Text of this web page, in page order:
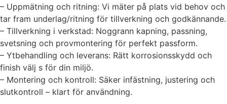
– Uppmätning och ritning: Vi mäter på plats vid behov och
tar fram underlag/ritning för tillverkning och godkännande.
– Tillverkning i verkstad: Noggrann kapning, passning,
svetsning och provmontering för perfekt passform.
– Ytbehandling och leverans: Rätt korrosionsskydd och
finish välj s för din miljö.
– Montering och kontroll: Säker infästning, justering och
slutkontroll – klart för användning.